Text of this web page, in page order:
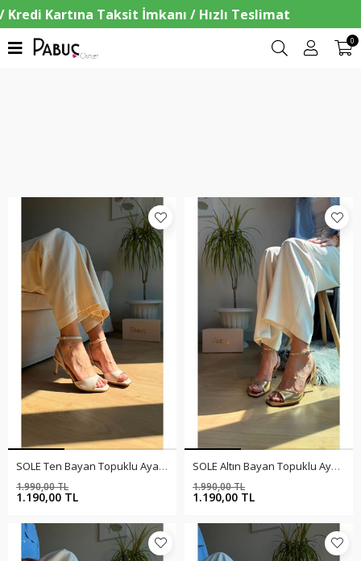
0
SOLE Ten Bayan Topuklu Ayakkabı
1.190,00 TL
1.990,00 TL
SOLE Altın Bayan Topuklu Ayakkabı
1.190,00 TL
1.990,00 TL